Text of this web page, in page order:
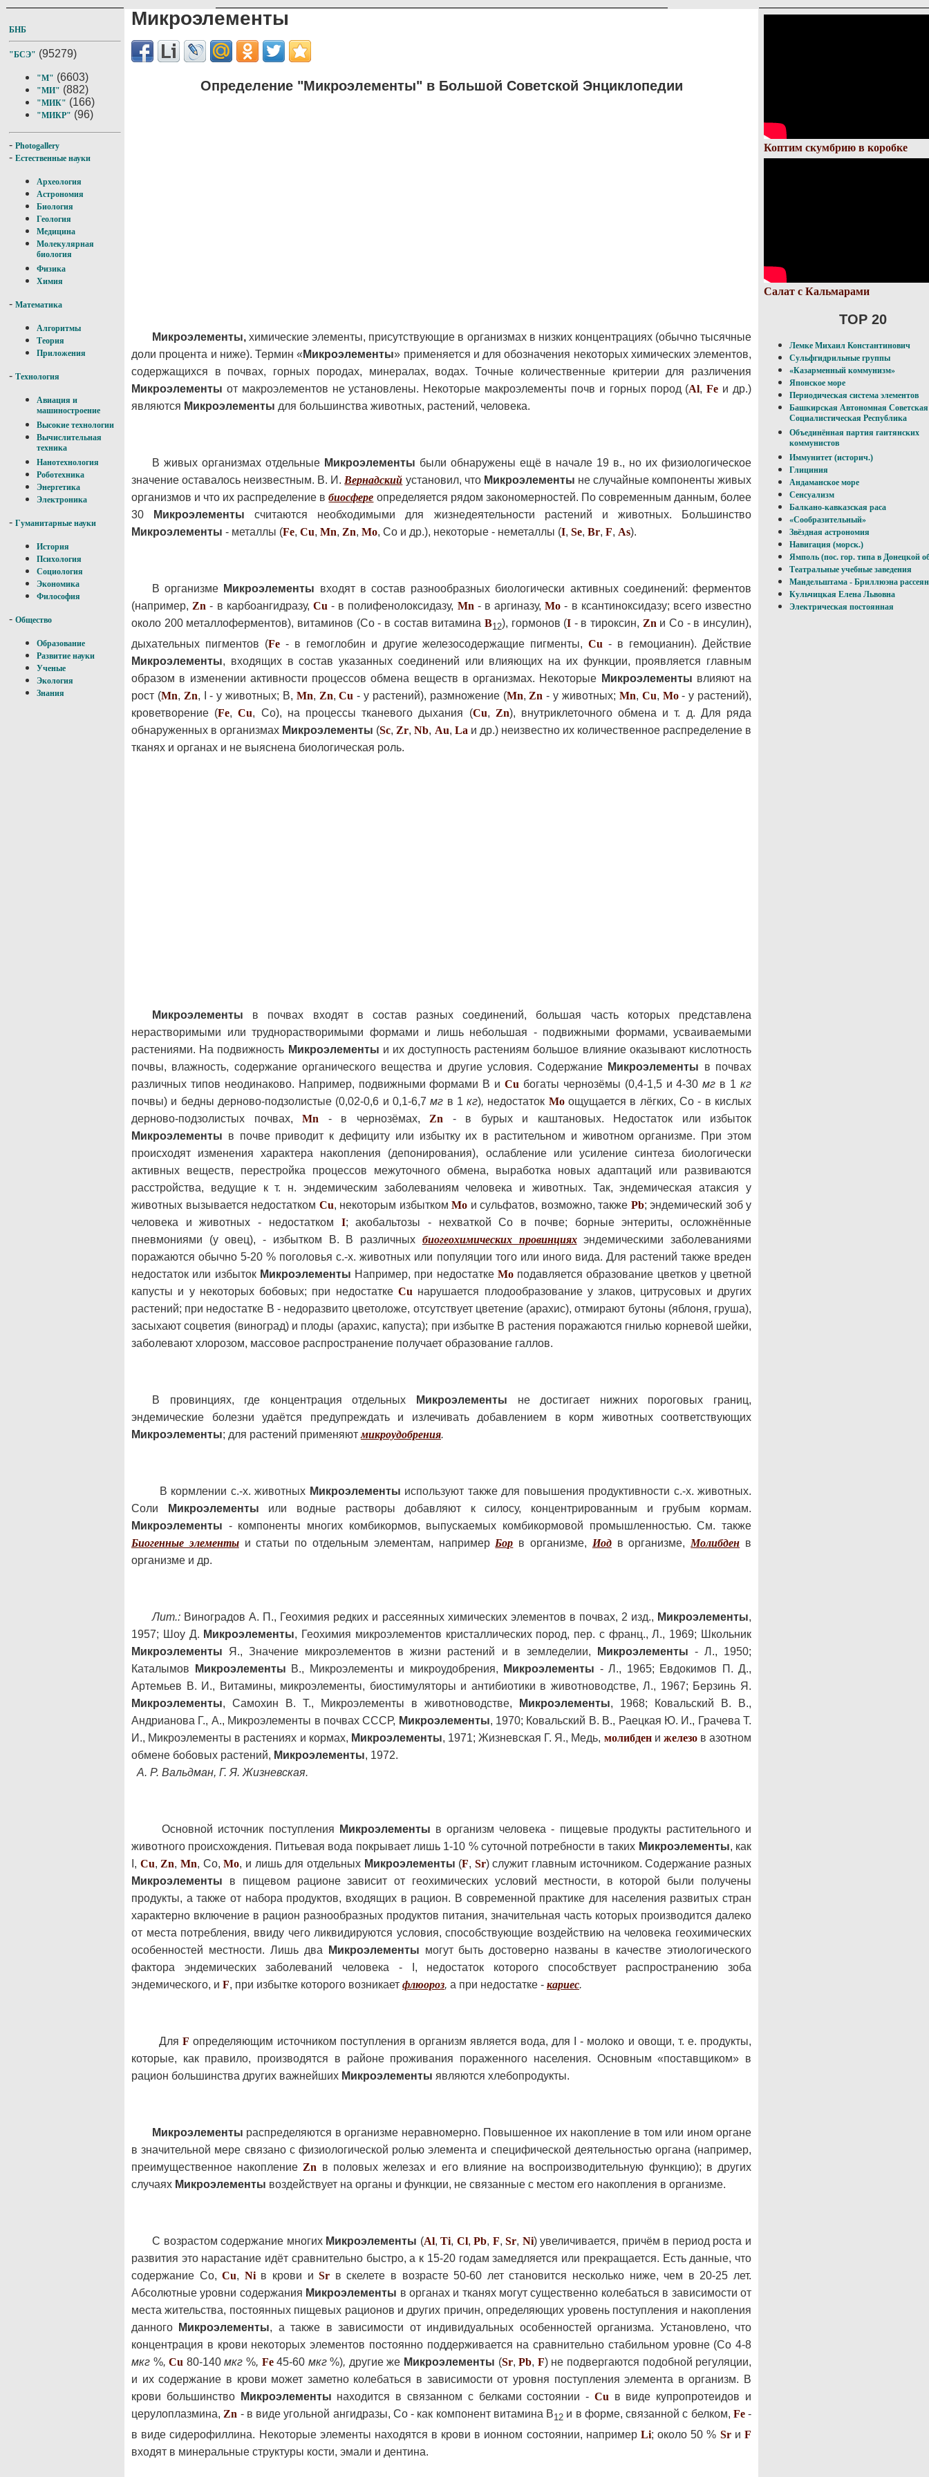
БНБ
"БСЭ" (95279)
"М" (6603)
"МИ" (882)
"МИК" (166)
"МИКР" (96)
- Photogallery
- Естественные науки
Археология
Астрономия
Биология
Геология
Медицина
Молекулярная
биология
Физика
Химия
- Математика
Алгоритмы
Теория
Приложения
- Технология
Авиация и
машиностроение
Высокие технологии
Вычислительная
техника
Нанотехнология
Роботехника
Энергетика
Электроника
- Гуманитарные науки
История
Психология
Социология
Экономика
Философия
- Общество
Образование
Развитие науки
Ученые
Экология
Знания
Микроэлементы
Определение "Микроэлементы" в Большой Советской Энциклопедии
Микроэлементы, химические элементы, присутствующие в организмах в низких концентрациях (обычно тысячные
доли процента и ниже). Термин « Микроэлементы» применяется и для обозначения некоторых химических элементов,
содержащихся в почвах, горных породах, минералах, водах. Точные количественные критерии для различения
Микроэлементы от макроэлементов не установлены. Некоторые макроэлементы почв и горных пород (Al,Fe и др.)
являются Микроэлементы для большинства животных, растений, человека.
В живых организмах отдельные Микроэлементы были обнаружены ещё в начале 19 в., но их физиологическое
значение оставалось неизвестным. В. И. Вернадский установил, что Микроэлементы не случайные компоненты живых
организмов и что их распределение вбиосфере определяется рядом закономерностей. По современным данным, более
30
Микроэлементы считаются необходимыми для жизнедеятельности растений и животных. Большинство
Микроэлементы - металлы (Fe, Cu, Mn, Zn, Mo, Со и др.), некоторые - неметаллы (I, Se, Br, F, As).
В организме Микроэлементы входят в состав разнообразных биологически активных соединений: ферментов
(например, Zn - в карбоангидразу, Cu - в полифенолоксидазу, Mn - в аргиназу,Mo - в ксантиноксидазу; всего известно
около 200 металлоферментов), витаминов (Со - в состав витамина B12), гормонов (I - в тироксин, Zn и Со - в инсулин),
дыхательных пигментов (Fe- в гемоглобин и другие железосодержащие пигменты,Cu - в гемоцианин). Действие
Микроэлементы, входящих в состав указанных соединений или влияющих на их функции, проявляется главным
образом в изменении активности процессов обмена веществ в организмах. Некоторые Микроэлементы влияют на
рост (Mn, Zn, I - у животных; В, Mn, Zn,Cu - у растений), размножение (Mn, Zn - у животных; Mn, Cu, Mo- у растений),
кроветворение (Fe,Cu, Со), на процессы тканевого дыхания (Cu, Zn), внутриклеточного обмена и т. д. Для ряда
обнаруженных в организмах Микроэлементы (Sc, Zr,Nb, Au, La и др.) неизвестно их количественное распределение в
тканях и органах и не выяснена биологическая роль.
Микроэлементы в почвах входят в состав разных соединений, большая часть которых представлена
нерастворимыми или труднорастворимыми формами и лишь небольшая - подвижными формами, усваиваемыми
растениями. На подвижность Микроэлементы и их доступность растениям большое влияние оказывают кислотность
почвы, влажность, содержание органического вещества и другие условия. Содержание Микроэлементы в почвах
различных типов неодинаково. Например, подвижными формами В иCu богаты чернозёмы (0,4-1,5 и 4-30мг в 1кг
почвы) и бедны дерново-подзолистые (0,02-0,6 и 0,1-6,7мг в 1кг), недостаток Moощущается в лёгких, Со - в кислых
дерново-подзолистых почвах, Mn - в чернозёмах, Zn - в бурых и каштановых. Недостаток или избыток
Микроэлементы в почве приводит к дефициту или избытку их в растительном и животном организме. При этом
происходят изменения характера накопления (депонирования), ослабление или усиление синтеза биологически
активных веществ, перестройка процессов межуточного обмена, выработка новых адаптаций или развиваются
расстройства, ведущие к т. н. эндемическим заболеваниям человека и животных. Так, эндемическая атаксия у
животных вызывается недостатком Cu, некоторым избытком Mo и сульфатов, возможно, также Pb; эндемический зоб у
человека и животных - недостатком I; акобальтозы - нехваткой Со в почве; борные энтериты, осложнённые
пневмониями (у овец), - избытком В. В различных биогеохимических провинцияхэндемическими заболеваниями
поражаются обычно 5-20 % поголовья с.-х. животных или популяции того или иного вида. Для растений также вреден
недостаток или избыток Микроэлементы Например, при недостатке Moподавляется образование цветков у цветной
капусты и у некоторых бобовых; при недостатке Cu нарушается плодообразование у злаков, цитрусовых и других
растений; при недостатке В - недоразвито цветоложе, отсутствует цветение (арахис), отмирают бутоны (яблоня, груша),
засыхают соцветия (виноград) и плоды (арахис, капуста); при избытке В растения поражаются гнилью корневой шейки,
заболевают хлорозом, массовое распространение получает образование галлов.
В провинциях, где концентрация отдельных Микроэлементы не достигает нижних пороговых границ,
эндемические болезни удаётся предупреждать и излечивать добавлением в корм животных соответствующих
Микроэлементы; для растений применяютмикроудобрения.
В кормлении с.-х. животных Микроэлементы используют также для повышения продуктивности с.-х. животных.
Соли
Микроэлементы или водные растворы добавляют к силосу, концентрированным и грубым кормам.
Микроэлементы - компоненты многих комбикормов, выпускаемых комбикормовой промышленностью. См. также
Биогенные элементыи статьи по отдельным элементам, например Бор в организме, Иодв организме, Молибден в
организме и др.
Лит.: Виноградов А. П., Геохимия редких и рассеянных химических элементов в почвах, 2 изд., Микроэлементы,
1957; Шоу Д. Микроэлементы, Геохимия микроэлементов кристаллических пород, пер. с франц., Л., 1969; Школьник
Микроэлементы Я., Значение микроэлементов в жизни растений и в земледелии, Микроэлементы - Л., 1950;
Каталымов
Микроэлементы В., Микроэлементы и микроудобрения, Микроэлементы - Л., 1965; Евдокимов П. Д.,
Артемьев В. И., Витамины, микроэлементы, биостимуляторы и антибиотики в животноводстве, Л., 1967; Берзинь Я.
Микроэлементы, Самохин В. Т., Микроэлементы в животноводстве, Микроэлементы, 1968; Ковальский В. В.,
Андрианова Г., А., Микроэлементы в почвах СССР, Микроэлементы, 1970; Ковальский В. В., Раецкая Ю. И., Грачева Т.
И., Микроэлементы в растениях и кормах, Микроэлементы, 1971; Жизневская Г. Я., Медь, молибдени железов азотном
обмене бобовых растений, Микроэлементы, 1972.
А. Р. Вальдман, Г. Я. Жизневская.
Основной источник поступления Микроэлементы в организм человека - пищевые продукты растительного и
животного происхождения. Питьевая вода покрывает лишь 1-10 % суточной потребности в таких Микроэлементы, как
I, Cu, Zn, Mn, Со,Mo, и лишь для отдельных Микроэлементы (F, Sr) служит главным источником. Содержание разных
Микроэлементы в пищевом рационе зависит от геохимических условий местности, в которой были получены
продукты, а также от набора продуктов, входящих в рацион. В современной практике для населения развитых стран
характерно включение в рацион разнообразных продуктов питания, значительная часть которых производится далеко
от места потребления, ввиду чего ликвидируются условия, способствующие воздействию на человека геохимических
особенностей местности. Лишь два
Микроэлементы могут быть достоверно названы в качестве этиологического
фактора эндемических заболеваний человека - I, недостаток которого способствует распространению зоба
эндемического, и F, при избытке которого возникает флюороз, а при недостатке - кариес.
ДляF определяющим источником поступления в организм является вода, для I - молоко и овощи, т. е. продукты,
которые, как правило, производятся в районе проживания пораженного населения. Основным «поставщиком» в
рацион большинства других важнейших Микроэлементы являются хлебопродукты.
Микроэлементы распределяются в организме неравномерно. Повышенное их накопление в том или ином органе
в значительной мере связано с физиологической ролью элемента и специфической деятельностью органа (например,
преимущественное накопление Zn в половых железах и его влияние на воспроизводительную функцию); в других
случаях Микроэлементы воздействует на органы и функции, не связанные с местом его накопления в организме.
С возрастом содержание многих Микроэлементы (Al,Ti, Cl,Pb, F,Sr, Ni) увеличивается, причём в период роста и
развития это нарастание идёт сравнительно быстро, а к 15-20 годам замедляется или прекращается. Есть данные, что
содержание Со,Cu, Niв крови иSr в скелете в возрасте 50-60 лет становится несколько ниже, чем в 20-25 лет.
Абсолютные уровни содержания Микроэлементы в органах и тканях могут существенно колебаться в зависимости от
места жительства, постоянных пищевых рационов и других причин, определяющих уровень поступления и накопления
данного
Микроэлементы, а также в зависимости от индивидуальных особенностей организма. Установлено, что
концентрация в крови некоторых элементов постоянно поддерживается на сравнительно стабильном уровне (Со 4-8
мкг %, Cu 80-140мкг %, Fe45-60 мкг%), другие же Микроэлементы (Sr,Pb, F) не подвергаются подобной регуляции,
и их содержание в крови может заметно колебаться в зависимости от уровня поступления элемента в организм. В
крови большинство
Микроэлементы находится в связанном с белками состоянии - Cu в виде купропротеидов и
церулоплазмина, Zn - в виде угольной ангидразы, Со - как компонент витамина В12 и в форме, связанной с белком, Fe-
в виде сидерофиллина. Некоторые элементы находятся в крови в ионном состоянии, например Li; около 50 % SrиF
входят в минеральные структуры кости, эмали и дентина.
Коптим скумбрию в коробке
Салат с Кальмарами
TOP 20
Лемке Михаил Константинович
Сульфгидрильные группы
«Казарменный коммунизм»
Японское море
Периодическая система элементов
Башкирская Автономная Советская
Социалистическая Республика
Объединённая партия гаитянских
коммунистов
Иммунитет (историч.)
Глициния
Андаманское море
Сенсуализм
Балкано-кавказская раса
«Сообразительный»
Звёздная астрономия
Навигация (морск.)
Ямполь (пос. гор. типа в Донецкой
Театральные учебные заведения
Мандельштама - Бриллюэна
Кульчицкая Елена Львовна
Электрическая постоянная